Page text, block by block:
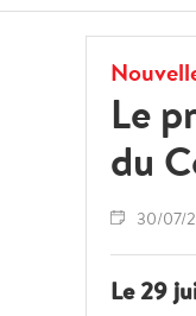
Le
du
30/07/
Le 29